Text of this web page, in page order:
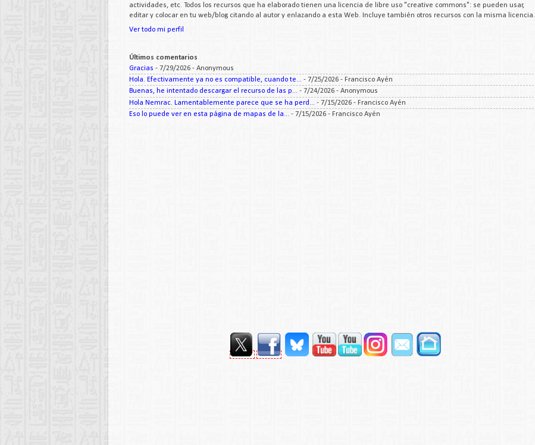
actividades, etc. Todos los recursos que ha elaborado tienen una licencia de libre uso "creative commons": se pueden usar,
editar y colocar en tu web/blog citando al autor y enlazando a esta Web. Incluye también otros recursos con la misma licencia.
Ver todo mi perfil
Últimos comentarios
Gracias - 7/29/2026 - Anonymous
Hola. Efectivamente ya no es compatible, cuando te... - 7/25/2026 - Francisco Ayén
Buenas, he intentado descargar el recurso de las p... - 7/24/2026 - Anonymous
Hola Nemrac. Lamentablemente parece que se ha perd... - 7/15/2026 - Francisco Ayén
Eso lo puede ver en esta página de mapas de la... - 7/15/2026 - Francisco Ayén